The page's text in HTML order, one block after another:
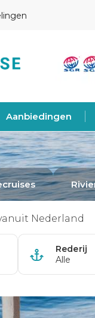
Aanbiedingen